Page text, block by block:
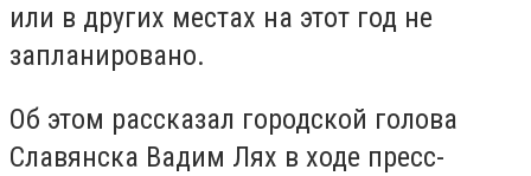
или в других местах на этот год не
запланировано.
Об этом рассказал городской голова
Славянска Вадим Лях в ходе пресс-